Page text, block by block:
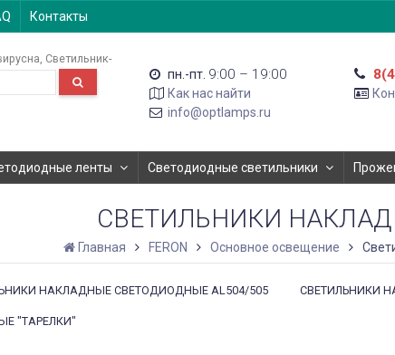
Контакты
Светильник-
пн.-пт. 9:00 – 19:00
Как нас найти
info@optlamps.ru
ленты Светодиодные светильники
СВЕТИЛЬНИКИ
Главная FERON Основное освещение
НАКЛАДНЫЕ СВЕТОДИОДНЫЕ AL504/505 СВЕТИЛЬНИКИ
"ТАРЕЛКИ"